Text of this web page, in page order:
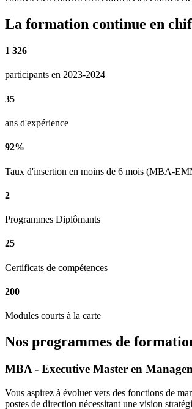
La formation continue en
1 326
participants en 2023-2024
35
ans d'expérience
92%
Taux d'insertion en moins de 6 mois (MBA-
2
Programmes Diplômants
25
Certificats de compétences
200
Modules courts à la carte
Nos programmes de
MBA - Executive Master en
Vous aspirez à évoluer vers des fonctions de
postes de direction nécessitant une vision